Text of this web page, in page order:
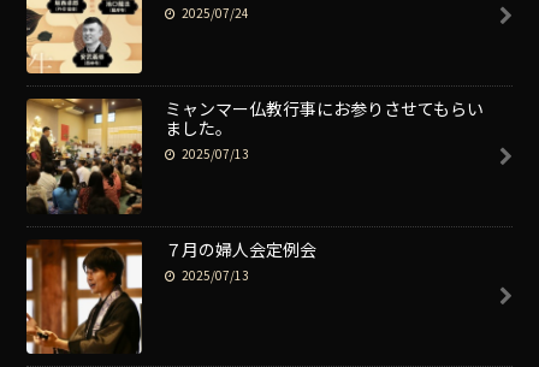
2025/07/24
ミャンマー仏教行事にお参りさせてもらい
ました。
2025/07/13
７月の婦人会定例会
2025/07/13